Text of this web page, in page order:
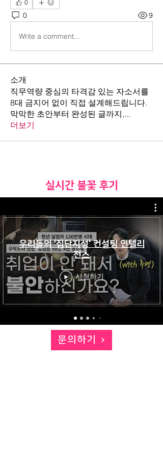
0
0 9
Write a comment...
소개
직무역량 중심의 타격감 있는 자소서를
8대 금지어 없이 직접 설계해드립니다.
막막한 초안부터 완성된 글까지,...
더보기
​실시간 불꽃 후기
우리들의 '집단지성' 컨설팅 인텔리
전스
시청하기
문의하기